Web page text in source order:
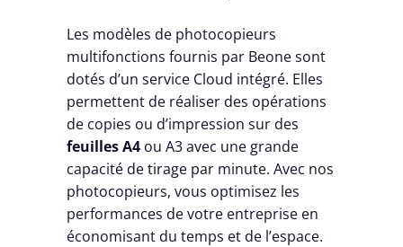
Les modèles de photocopieurs
multifonctions fournis par Beone sont
dotés d’un service Cloud intégré. Elles
permettent de réaliser des opérations
de copies ou d’impression sur des
feuilles A4 ou A3 avec une grande
capacité de tirage par minute. Avec nos
photocopieurs, vous optimisez les
performances de votre entreprise en
économisant du temps et de l’espace.